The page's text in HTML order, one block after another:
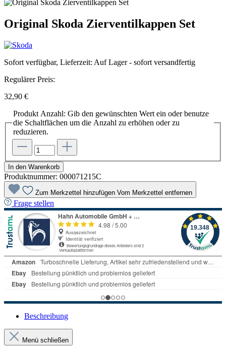
Original Skoda Zierventilkappen Set
Sofort verfügbar, Lieferzeit: Auf Lager - sofort versandfertig
Regulärer Preis:
32,90 €
Produkt Anzahl: Gib den gewünschten Wert ein oder benutze
die Schaltflächen um die Anzahl zu erhöhen oder zu
reduzieren.
In den Warenkorb
Produktnummer: 000071215C
Zum Merkzettel hinzufügen Vom Merkzettel entfernen
Frage stellen
Beschreibung
Menü schließen